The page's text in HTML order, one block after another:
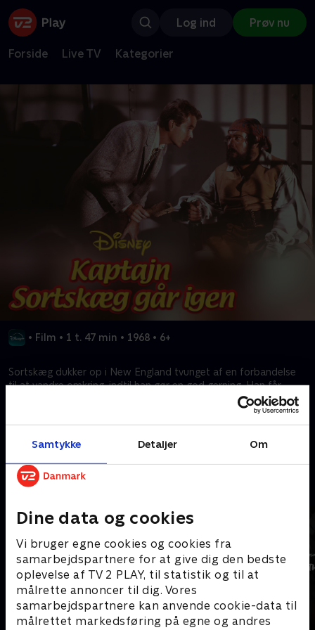
Samtykke Detaljer Om
Dine data og cookies
Vi bruger egne cookies og cookies fra
samarbejdspartnere for at give dig den bedste
oplevelse af TV 2 PLAY, til statistik og til at
målrette annoncer til dig. Vores
samarbejdspartnere kan anvende cookie-data til
målrettet markedsføring på egne og andres
Log ind Prøv nu
Forside Live TV Kategorier
• Film • 1 t. 47 min • 1968 • 6+
Sortskæg dukker op i New England tvunget af en forbandelse
til at vandre omkring, indtil han gør en god gerning. Han får
chancen, da han hjælper det lokale, uduelige atletikhold.
Kræver tilkøb
Mere indhold fra Disney+